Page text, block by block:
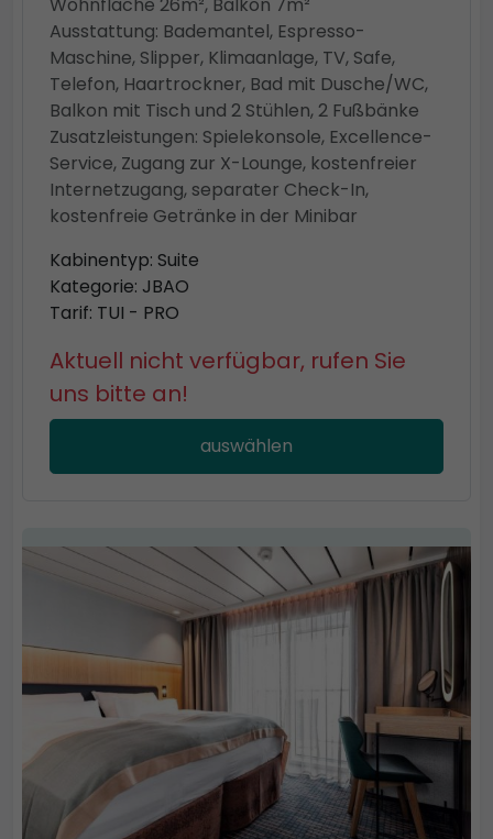
Wohnfläche 26m², Balkon 7m²
Ausstattung: Bademantel, Espresso-
Maschine, Slipper, Klimaanlage, TV, Safe,
Telefon, Haartrockner, Bad mit Dusche/WC,
Balkon mit Tisch und 2 Stühlen, 2 Fußbänke
Zusatzleistungen: Spielekonsole, Excellence-
Service, Zugang zur X-Lounge, kostenfreier
Internetzugang, separater Check-In,
kostenfreie Getränke in der Minibar
Kabinentyp: Suite
Kategorie: JBAO
Tarif: TUI - PRO
Aktuell nicht verfügbar, rufen Sie
uns bitte an!
auswählen